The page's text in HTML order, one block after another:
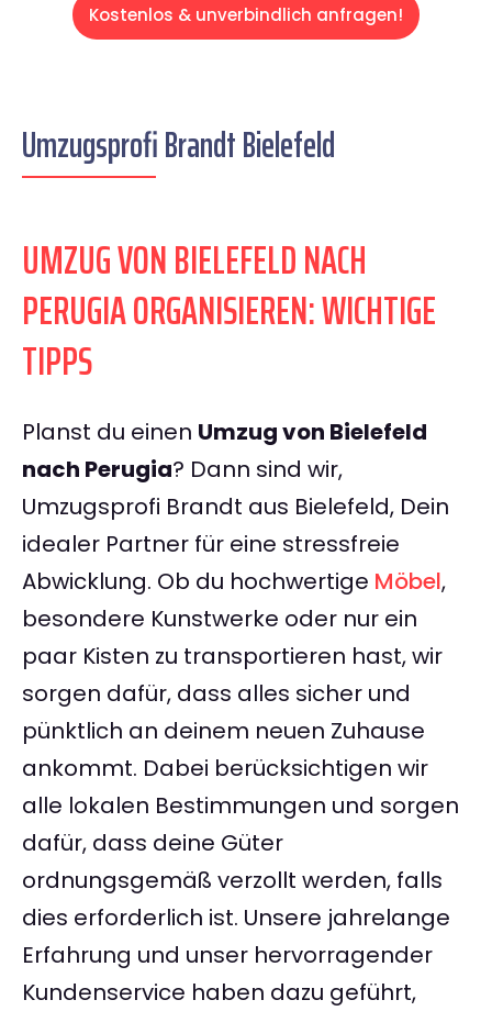
Kostenlos & unverbindlich anfragen!
Umzugsprofi Brandt Bielefeld
UMZUG VON BIELEFELD NACH
PERUGIA ORGANISIEREN: WICHTIGE
TIPPS
Planst du einen Umzug von Bielefeld
nach Perugia? Dann sind wir,
Umzugsprofi Brandt aus Bielefeld, Dein
idealer Partner für eine stressfreie
Abwicklung. Ob du hochwertige Möbel,
besondere Kunstwerke oder nur ein
paar Kisten zu transportieren hast, wir
sorgen dafür, dass alles sicher und
pünktlich an deinem neuen Zuhause
ankommt. Dabei berücksichtigen wir
alle lokalen Bestimmungen und sorgen
dafür, dass deine Güter
ordnungsgemäß verzollt werden, falls
dies erforderlich ist. Unsere jahrelange
Erfahrung und unser hervorragender
Kundenservice haben dazu geführt,